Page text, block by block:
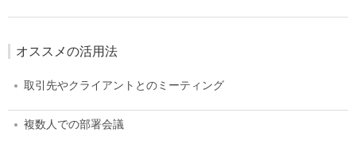
オススメの活用法
取引先やクライアントとのミーティング
複数人での部署会議